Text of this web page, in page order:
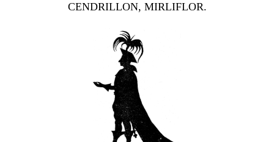
CENDRILLON, MIRLIFLOR.